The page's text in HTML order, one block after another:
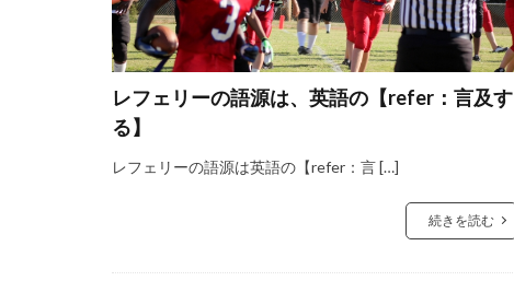
レフェリーの語源は、英語の【refer：言及す
る】
レフェリーの語源は英語の【refer：言 […]
続きを読む